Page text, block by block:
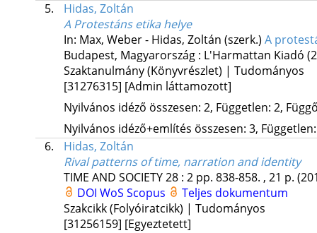
5.
Hidas, Zoltán
A Protestáns etika helye
In: Max, Weber - Hidas, Zoltán (szerk.) A
Budapest, Magyarország : L'Harmattan Kiadó
Szaktanulmány (Könyvrészlet) | Tudományos
[31276315] [Admin láttamozott]
Nyilvános idéző összesen: 2, Független: 2,
Nyilvános idéző+említés összesen: 3,
6.
Hidas, Zoltán
Rival patterns of time, narration and identity
TIME AND SOCIETY28: 2 pp. 838-858. , 21 p.
DOI WoS Scopus
Teljes dokumentum
Szakcikk (Folyóiratcikk) | Tudományos
[31256159] [Egyeztetett]